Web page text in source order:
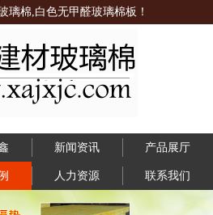
璃棉,白色无甲醛玻璃棉板！
新闻资讯 产品展厅
人力资源 联系我们